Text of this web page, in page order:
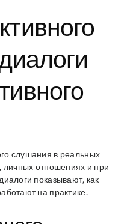
слушания в реальных
личных отношениях и при
показывают, как
на практике.